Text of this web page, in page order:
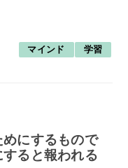
マインド 学習
にするもので
ると報われる